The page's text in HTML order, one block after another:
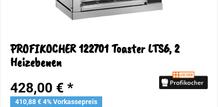
PROFIKOCHER 122701 Toaster LTS6, 2
Heizebenen
428,00 € *
410,88 € 4% Vorkassepreis